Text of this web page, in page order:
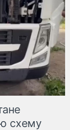
схему